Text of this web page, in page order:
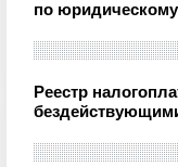
по
Реестр